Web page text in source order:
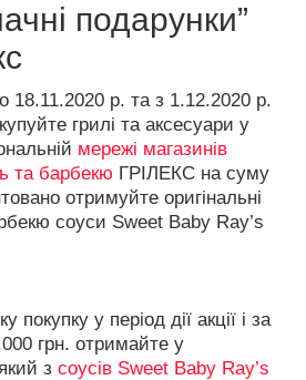
подарунки”
18.11.2020 р. та з 1.12.2020 р.
грилі та аксесуари у
мережі магазинів
та барбекю ГРІЛЕКС на суму
отримуйте оригінальні
соуси Sweet Baby Ray’s
покупку у період дії акції і за
грн. отримайте у
з соусів Sweet Baby Ray’s